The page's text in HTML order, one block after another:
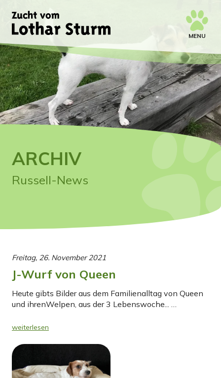
MENU
ARCHIV
Russell-News
Freitag, 26. November 2021
J-Wurf von Queen
Heute gibts Bilder aus dem Familienalltag von Queen
und ihrenWelpen, aus der 3 Lebenswoche... …
weiterlesen